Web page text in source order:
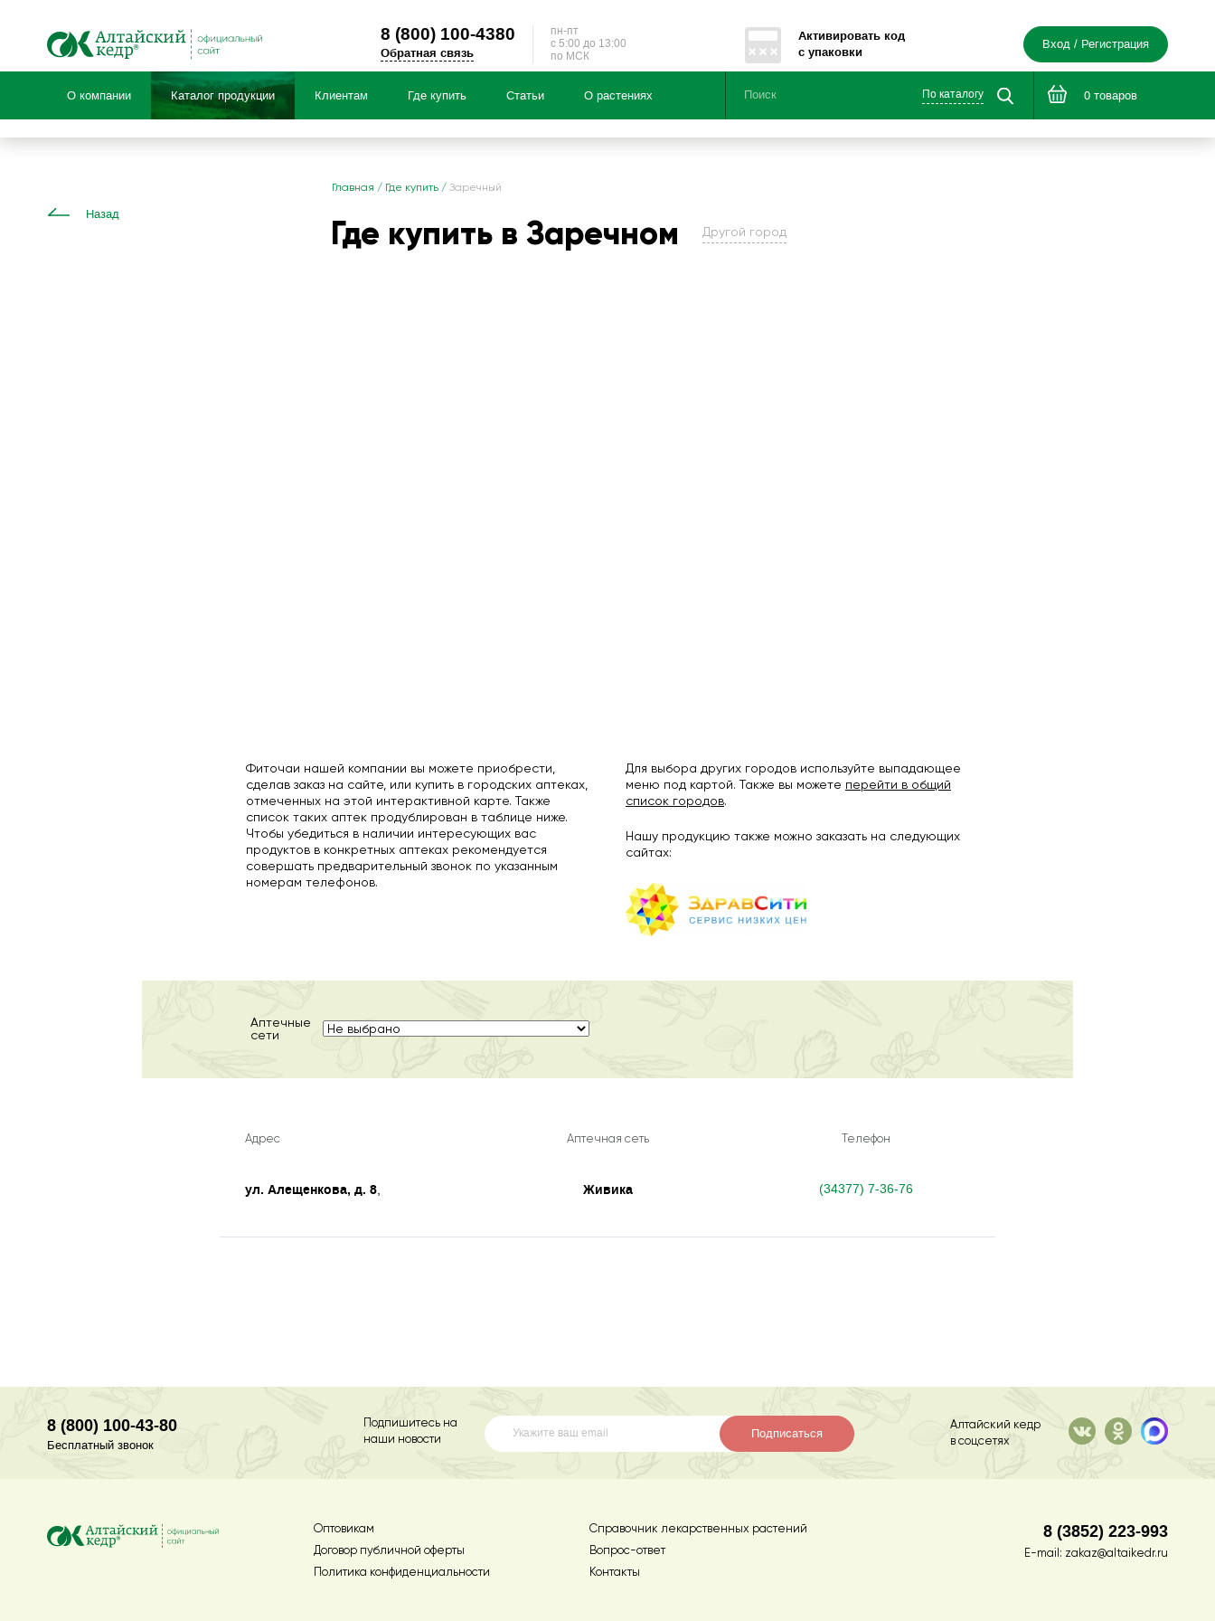
8 (800)100-4380
Обратная связь
пн-пт
c 5:00 до 13:00
по МСК
Активировать код
с упаковки
Вход / Регистрация
О компании Каталог продукции Клиентам Где купить Статьи О растениях По каталогу 0 товаров
Назад
Главная / Где купить / Заречный
Где купить в Заречном Другой город
Фиточаи нашей компании вы можете приобрести,
сделав заказ на сайте, или купить в городских аптеках,
отмеченных на этой интерактивной карте. Также
список таких аптек продублирован в таблице ниже.
Чтобы убедиться в наличии интересующих вас
продуктов в конкретных аптеках рекомендуется
совершать предварительный звонок по указанным
номерам телефонов.
Для выбора других городов используйте выпадающее
меню под картой. Также вы можете перейти в общий
список городов.
Нашу продукцию также можно заказать на следующих
сайтах:
Аптечные
сети
Адрес Аптечная сеть Телефон
ул. Алещенкова, д. 8, Живика (34377) 7-36-76
8 (800) 100-43-80
Бесплатный звонок
Подпишитесь на
наши новости
Подписаться
Алтайский кедр
в соцсетях
Оптовикам
Договор публичной оферты
Политика конфиденциальности
Справочник лекарственных растений
Вопрос-ответ
Контакты
8 (3852) 223-993
E-mail: zakaz@altaikedr.ru